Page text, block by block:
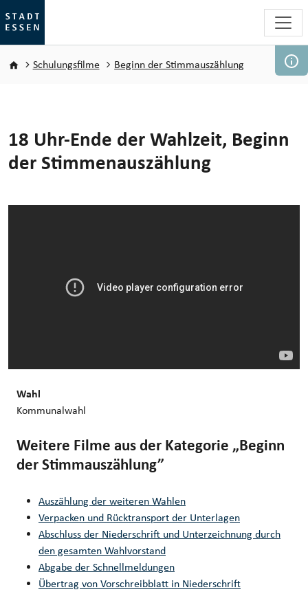
Pfadnavigation
Schulungsfilme Beginn der Stimmauszählung
18 Uhr-Ende der Wahlzeit, Beginn
der Stimmenauszählung
Wahl
Kommunalwahl
Weitere Filme aus der Kategorie „Beginn
der Stimmauszählung”
Auszählung der weiteren Wahlen
Verpacken und Rücktransport der Unterlagen
Abschluss der Niederschrift und Unterzeichnung durch
den gesamten Wahlvorstand
Abgabe der Schnellmeldungen
Übertrag von Vorschreibblatt in Niederschrift